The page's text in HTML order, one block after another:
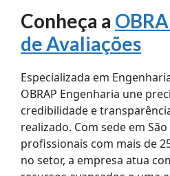
Conheça a
de Avaliações
Especializada em
OBRAP Engenharia une
credibilidade e
realizado. Com sede em
profissionais com mais de
no setor, a empresa atua